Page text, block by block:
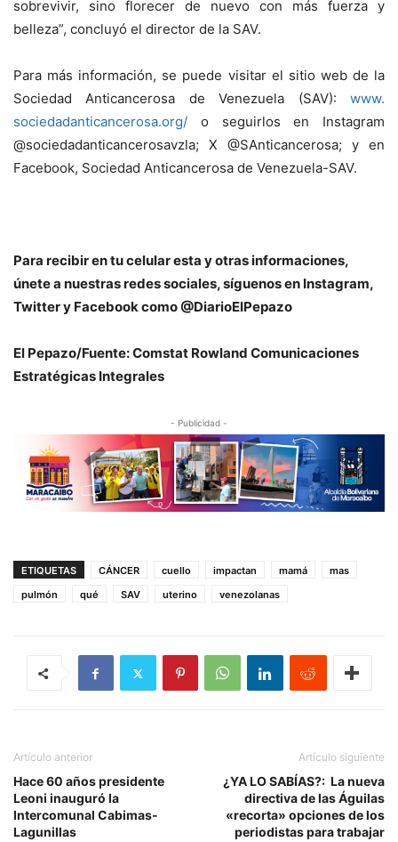
sobrevivir, sino florecer de nuevo con más fuerza y
belleza”, concluyó el director de la SAV.
Para más información, se puede visitar el sitio web de la
Sociedad Anticancerosa de Venezuela (SAV): www.
sociedadanticancerosa.org/ o seguirlos en Instagram
@sociedadanticancerosavzla; X @SAnticancerosa; y en
Facebook, Sociedad Anticancerosa de Venezuela-SAV.
Para recibir en tu celular esta y otras informaciones,
únete a nuestras redes sociales, síguenos en Instagram,
Twitter y Facebook como @DiarioElPepazo
El Pepazo/Fuente: Comstat Rowland Comunicaciones
Estratégicas Integrales
- Publicidad -
ETIQUETAS CÁNCER cuello impactan mamá
mas
pulmón
qué SAV uterino venezolanas
Artículo anterior
Hace 60 años presidente
Leoni inauguró la
Intercomunal Cabimas-
Lagunillas
Artículo siguiente
¿YA LO SABÍAS?: La nueva
directiva de las Águilas
«recorta» opciones de los
periodistas para trabajar